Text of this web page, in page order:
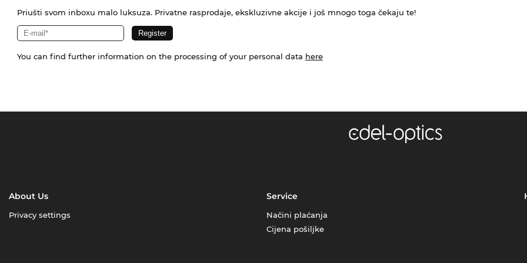
Priušti svom inboxu malo luksuza. Privatne rasprodaje, ekskluzivne akcije i još mnogo toga čekaju te!
You can find further information on the processing of your personal data here
About Us
Privacy settings
Service
Načini plaćanja
Cijena pošiljke